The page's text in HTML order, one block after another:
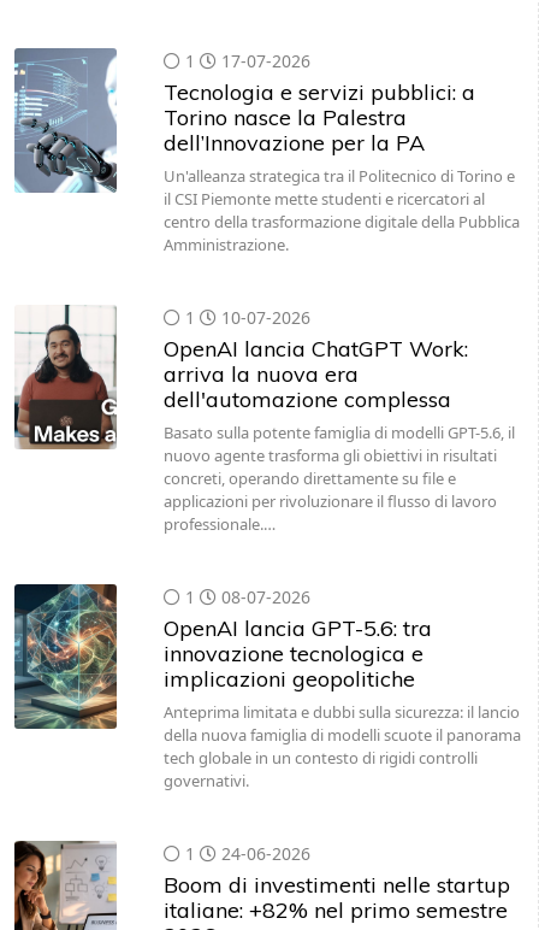
1 17-07-2026
Tecnologia e servizi pubblici: a
Torino nasce la Palestra
dell’Innovazione per la PA
Un'alleanza strategica tra il Politecnico di Torino e
il CSI Piemonte mette studenti e ricercatori al
centro della trasformazione digitale della Pubblica
Amministrazione.
1 10-07-2026
OpenAI lancia ChatGPT Work:
arriva la nuova era
dell'automazione complessa
Basato sulla potente famiglia di modelli GPT-5.6, il
nuovo agente trasforma gli obiettivi in risultati
concreti, operando direttamente su file e
applicazioni per rivoluzionare il flusso di lavoro
professionale.…
1 08-07-2026
OpenAI lancia GPT-5.6: tra
innovazione tecnologica e
implicazioni geopolitiche
Anteprima limitata e dubbi sulla sicurezza: il lancio
della nuova famiglia di modelli scuote il panorama
tech globale in un contesto di rigidi controlli
governativi.
1 24-06-2026
Boom di investimenti nelle startup
italiane: +82% nel primo semestre